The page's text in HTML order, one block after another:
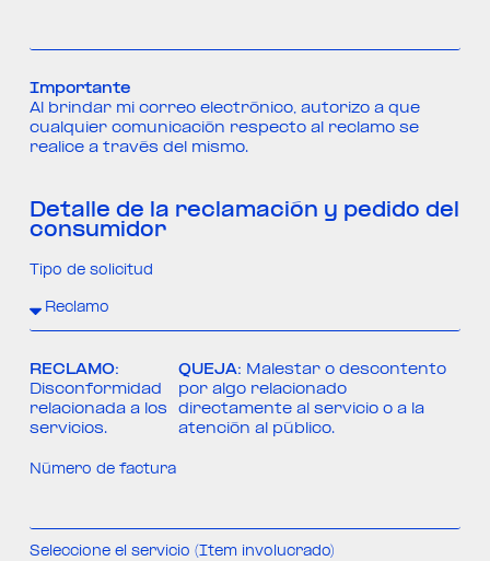
Importante
Al brindar mi correo electrónico, autorizo a que
cualquier comunicación respecto al reclamo se
realice a través del mismo.
Detalle de la reclamación y pedido del
consumidor
Tipo de solicitud
RECLAMO:
Disconformidad
relacionada a los
servicios.
QUEJA: Malestar o descontento
por algo relacionado
directamente al servicio o a la
atención al público.
Número de factura
Seleccione el servicio (Item involucrado)